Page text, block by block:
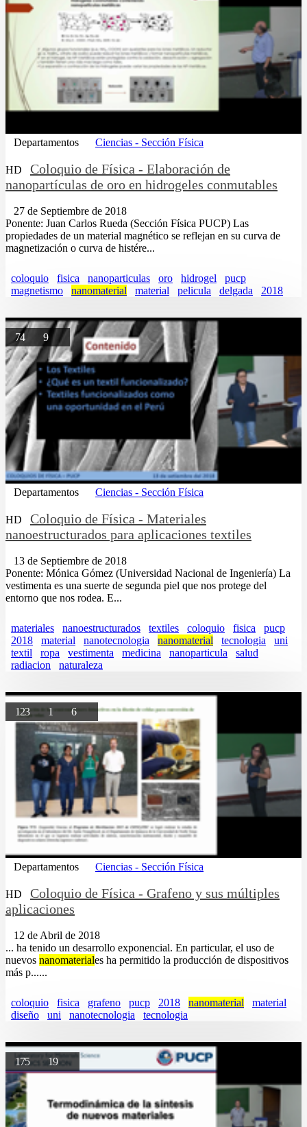
Departamentos Ciencias - Sección Física
HD
Coloquio de Física - Elaboración de
nanopartículas de oro en hidrogeles conmutables
27 de Septiembre de 2018
Ponente: Juan Carlos Rueda (Sección Física PUCP) Las
propiedades de un material magnético se reflejan en su curva de
magnetización o curva de histére...
coloquio fisica nanoparticulas oro hidrogel
pucp
magnetismo
nanomaterial material pelicula delgada 2018
74 9
Departamentos Ciencias - Sección Física
HD
Coloquio de Física - Materiales
nanoestructurados para aplicaciones textiles
13 de Septiembre de 2018
Ponente: Mónica Gómez (Universidad Nacional de Ingeniería) La
vestimenta es una suerte de segunda piel que nos protege del
entorno que nos rodea. E...
materiales nanoestructurados textiles coloquio fisica
pucp
2018
material nanotecnologia nanomaterial tecnologia
uni
textil
ropa vestimenta medicina nanoparticula
salud
radiacion
naturaleza
12316
Departamentos Ciencias - Sección Física
HD
Coloquio de Física - Grafeno y sus múltiples
aplicaciones
12 de Abril de 2018
... ha tenido un desarrollo exponencial. En particular, el uso de
nuevos nanomateriales ha permitido la producción de dispositivos
más p......
coloquio fisica grafeno pucp 2018 nanomaterial
material
diseño
uni nanotecnologia tecnologia
175 19